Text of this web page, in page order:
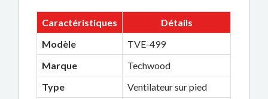
Caractéristiques
Détails
Modèle
TVE-499
Marque
Techwood
Type
Ventilateur sur pied